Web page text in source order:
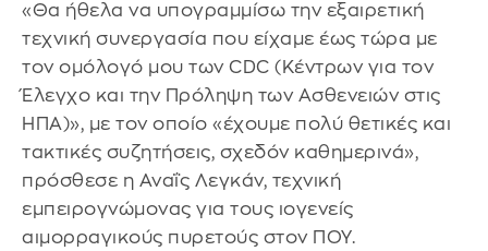
«Θα ήθελα να υπογραμμίσω την εξαιρετική
τεχνική συνεργασία που είχαμε έως τώρα με
τον ομόλογό μου των CDC (Κέντρων για τον
Έλεγχο και την Πρόληψη των Ασθενειών στις
ΗΠΑ)», με τον οποίο «έχουμε πολύ θετικές και
τακτικές συζητήσεις, σχεδόν καθημερινά»,
πρόσθεσε η Αναΐς Λεγκάν, τεχνική
εμπειρογνώμονας για τους ιογενείς
αιμορραγικούς πυρετούς στον ΠΟΥ.